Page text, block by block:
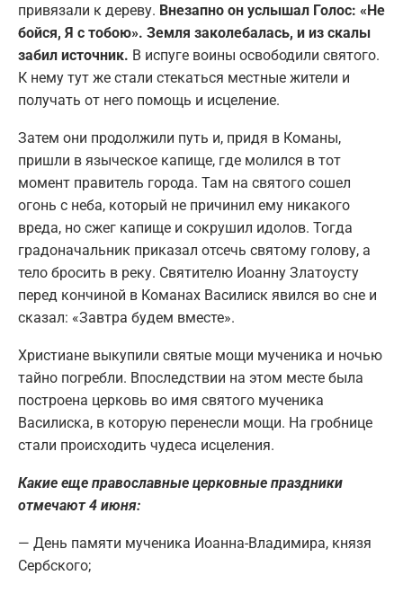
привязали к дереву. Внезапно он услышал Голос: «Не
бойся, Я с тобою». Земля заколебалась, и из скалы
забил источник. В испуге воины освободили святого.
К нему тут же стали стекаться местные жители и
получать от него помощь и исцеление.
Затем они продолжили путь и, придя в Команы,
пришли в языческое капище, где молился в тот
момент правитель города. Там на святого сошел
огонь с неба, который не причинил ему никакого
вреда, но сжег капище и сокрушил идолов. Тогда
градоначальник приказал отсечь святому голову, а
тело бросить в реку. Святителю Иоанну Златоусту
перед кончиной в Команах Василиск явился во сне и
сказал: «Завтра будем вместе».
Христиане выкупили святые мощи мученика и ночью
тайно погребли. Впоследствии на этом месте была
построена церковь во имя святого мученика
Василиска, в которую перенесли мощи. На гробнице
стали происходить чудеса исцеления.
Какие еще православные церковные праздники
отмечают 4 июня:
— День памяти мученика Иоанна-Владимира, князя
Сербского;